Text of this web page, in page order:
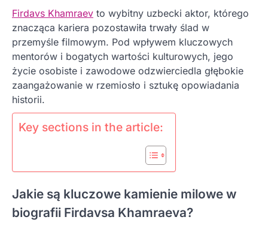
Firdavs Khamraev to wybitny uzbecki aktor, którego
znacząca kariera pozostawiła trwały ślad w
przemyśle filmowym. Pod wpływem kluczowych
mentorów i bogatych wartości kulturowych, jego
życie osobiste i zawodowe odzwierciedla głębokie
zaangażowanie w rzemiosło i sztukę opowiadania
historii.
Key sections in the article:
Jakie są kluczowe kamienie milowe w
biografii Firdavsa Khamraeva?